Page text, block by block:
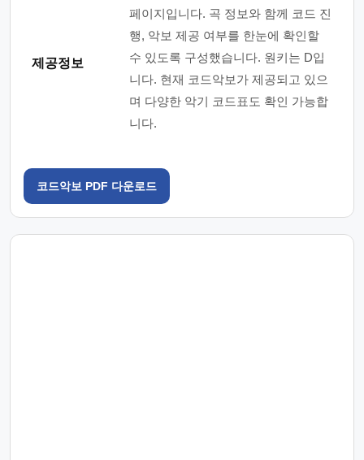
제공정보
페이지입니다. 곡 정보와 함께 코드 진
행, 악보 제공 여부를 한눈에 확인할
수 있도록 구성했습니다. 원키는 D입
니다. 현재 코드악보가 제공되고 있으
며 다양한 악기 코드표도 확인 가능합
니다.
코드악보 PDF 다운로드